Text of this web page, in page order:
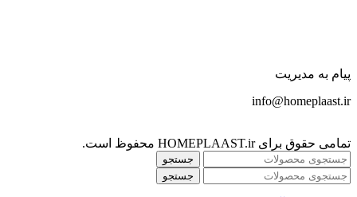
پیام به مدیریت
info@homeplaast.ir
تمامی حقوق برای HOMEPLAAST.ir محفوظ است.
جستجو
جستجو